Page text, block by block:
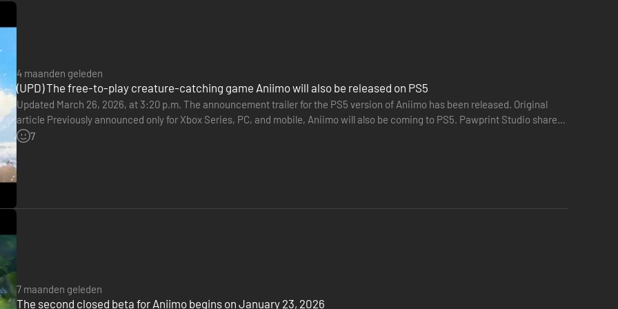
of gewoon snel sterker wilt worden, hier is elke uitdaging echt en instant!
continent Idyll, geparkeerd op een camping in deze open wereld, waar je andere spelers kunt ontmoeten en met hen kunt
camper, kun je gewassen planten, decoraties bouwen en je ruimte vrij inrichten met Aniimo om het hele Homeland om te
4 maanden geleden
(UPD) The free-to-play creature-catching game Aniimo will also be released on PS5
Updated March 26, 2026, at 3:20 p.m. The announcement trailer for the PS5 version of Aniimo has been released. Original
article Previously announced only for Xbox Series, PC, and mobile, Aniimo will also be coming to PS5. Pawprint Studio shared
the news and has posted the game’s page on the PlayStation…
7
7 maanden geleden
The second closed beta for Aniimo begins on January 23, 2026